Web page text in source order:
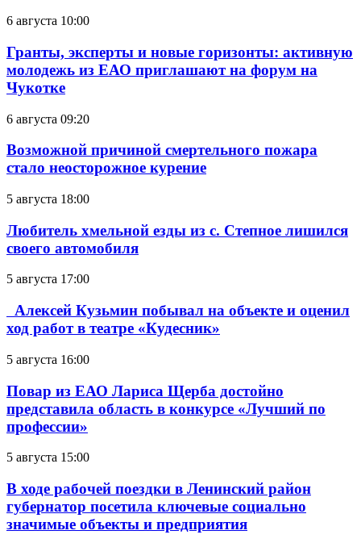
6 августа 10:00
Гранты, эксперты и новые горизонты: активную
молодежь из ЕАО приглашают на форум на
Чукотке
6 августа 09:20
Возможной причиной смертельного пожара
стало неосторожное курение
5 августа 18:00
Любитель хмельной езды из с. Степное лишился
своего автомобиля
5 августа 17:00
Алексей Кузьмин побывал на объекте и оценил
ход работ в театре «Кудесник»
5 августа 16:00
Повар из ЕАО Лариса Щерба достойно
представила область в конкурсе «Лучший по
профессии»
5 августа 15:00
В ходе рабочей поездки в Ленинский район
губернатор посетила ключевые социально
значимые объекты и предприятия